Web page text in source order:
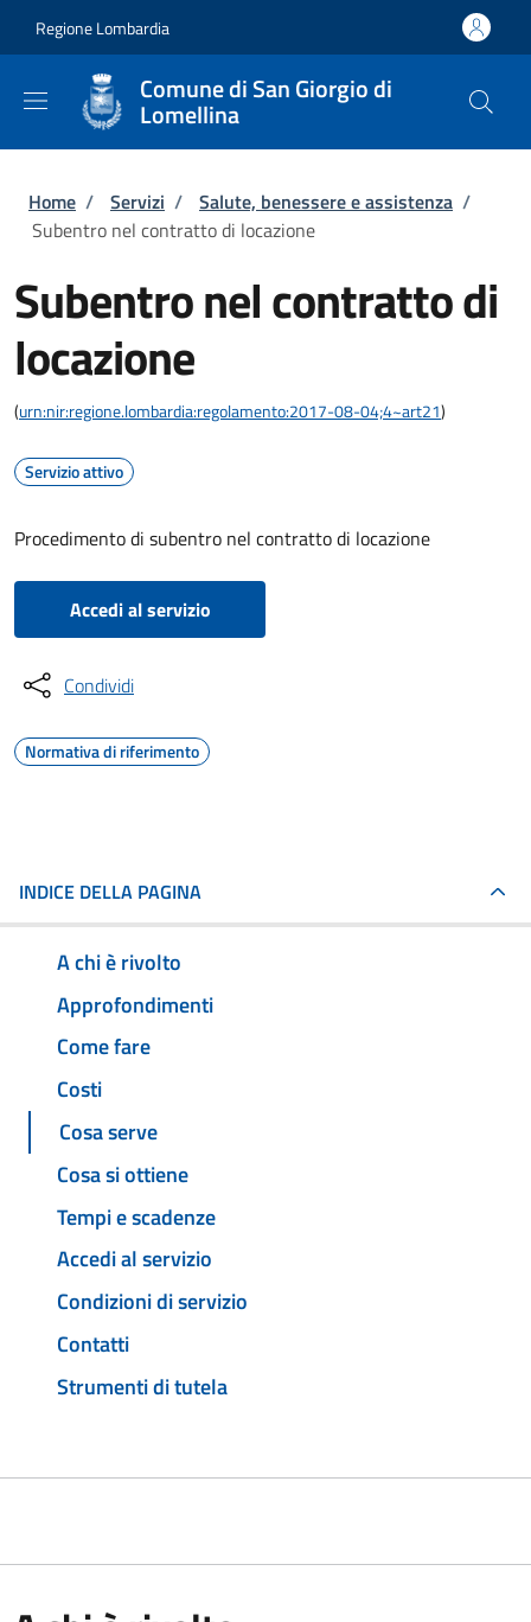
Regione Lombardia
Comune di San Giorgio di
Lomellina
Briciole di pane
Home / Servizi / Salute, benessere e assistenza /
Subentro nel contratto di locazione
Subentro nel contratto di
locazione
(urn:nir:regione.lombardia:regolamento:2017-08-04;4~art21)
Servizio attivo
Procedimento di subentro nel contratto di locazione
Accedi al servizio
Condividi
Normativa di riferimento
INDICE DELLA PAGINA
A chi è rivolto
Approfondimenti
Come fare
Costi
Cosa serve
Cosa si ottiene
Tempi e scadenze
Accedi al servizio
Condizioni di servizio
Contatti
Strumenti di tutela